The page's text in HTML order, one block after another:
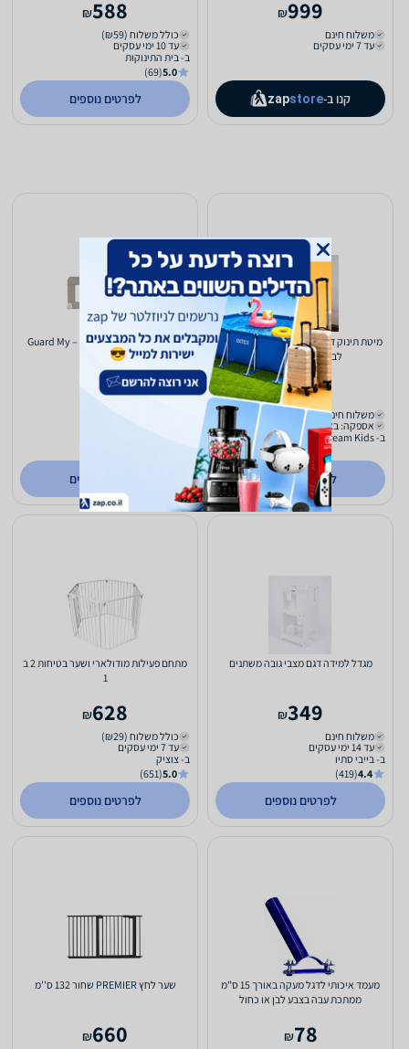
999
₪
משלוח חינם
עד 7 ימי עסקים
קנו ב- zapstore
588
₪
כולל משלוח (₪59)
עד 10 ימי עסקים
ב- בית התינוקות
5.0
(69)
לפרטים נוספים
מיטת תינוק דגם פנדה כולל מעקה מעבר -
לבן טבעי Snir-bebe
1,180
₪
משלוח חינם
אספקה: באתר
ב- Dream Kids
לפרטים נוספים
מגן מיטה סייפ פיט 95 ס”מ – Guard My
Bed SafeFit
179
לפרטים נוספים
מגדל למידה דגם מצבי גובה משתנים
349
₪
משלוח חינם
עד 14 ימי עסקים
ב- בייבי סתיו
4.4
(419)
לפרטים נוספים
מתחם פעילות מודולארי ושער בטיחות 2 ב
1
628
₪
כולל משלוח (₪29)
עד 7 ימי עסקים
ב- צוציק
5.0
(651)
לפרטים נוספים
מעמד איכותי לדגל מעקה באורך 15 ס"מ
ממתכת עבה בצבע לבן או כחול
78
₪
שער לחץ PREMIER שחור 132 ס''מ
660
₪